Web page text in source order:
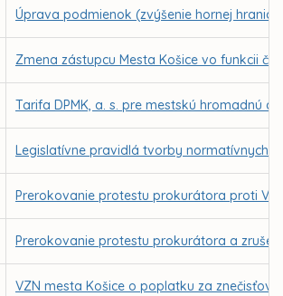
Úprava podmienok (zvýšenie hornej
Zmena zástupcu Mesta Košice vo funkcii
Tarifa DPMK, a. s. pre mestskú hromadnú
Legislatívne pravidlá tvorby normatívnych
Prerokovanie protestu prokurátora proti
Prerokovanie protestu prokurátora a
VZN mesta Košice o poplatku za